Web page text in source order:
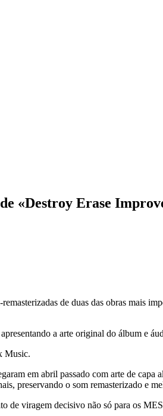
«Destroy Erase
de duas das obras mais
a arte original do álbum e
Music.
em abril passado com arte de
preservando o som remasterizado e
de viragem decisivo não só para os